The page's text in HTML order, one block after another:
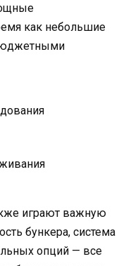
как небольшие
играют важную
бункера, система
опций — все